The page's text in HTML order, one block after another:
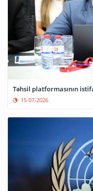
Təhsil platformasının
15-07-2026